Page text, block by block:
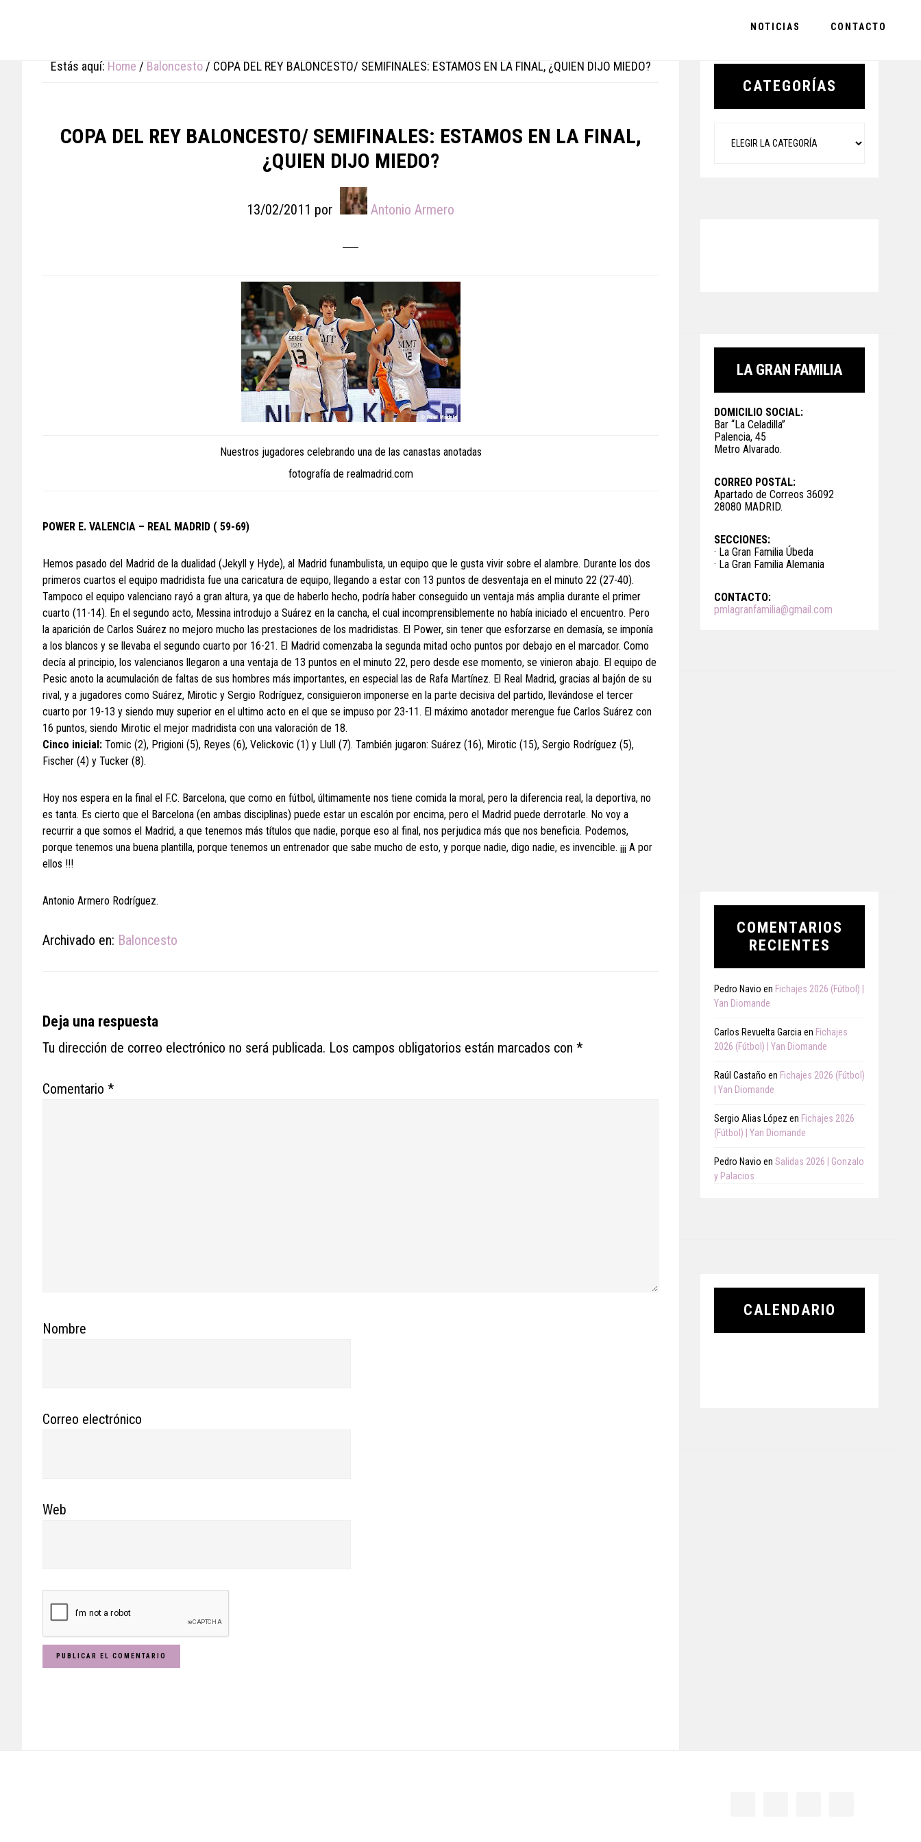
NOTICIAS CONTACTO
Estás aquí: Home / Baloncesto / COPA DEL REY BALONCESTO/ SEMIFINALES: ESTAMOS EN LA FINAL, ¿QUIEN DIJO MIEDO?
COPA DEL REY BALONCESTO/ SEMIFINALES: ESTAMOS EN LA FINAL,
¿QUIEN DIJO MIEDO?
13/02/2011 por Antonio Armero
Nuestros jugadores celebrando una de las canastas anotadas
fotografía de realmadrid.com
POWER E. VALENCIA – REAL MADRID ( 59-69)
Hemos pasado del Madrid de la dualidad (Jekyll y Hyde), al Madrid funambulista, un equipo que le gusta vivir sobre el alambre. Durante los dos
primeros cuartos el equipo madridista fue una caricatura de equipo, llegando a estar con 13 puntos de desventaja en el minuto 22 (27-40).
Tampoco el equipo valenciano rayó a gran altura, ya que de haberlo hecho, podría haber conseguido un ventaja más amplia durante el primer
cuarto (11-14). En el segundo acto, Messina introdujo a Suárez en la cancha, el cual incomprensiblemente no había iniciado el encuentro. Pero
la aparición de Carlos Suárez no mejoro mucho las prestaciones de los madridistas. El Power, sin tener que esforzarse en demasía, se imponía
a los blancos y se llevaba el segundo cuarto por 16-21. El Madrid comenzaba la segunda mitad ocho puntos por debajo en el marcador. Como
decía al principio, los valencianos llegaron a una ventaja de 13 puntos en el minuto 22, pero desde ese momento, se vinieron abajo. El equipo de
Pesic anoto la acumulación de faltas de sus hombres más importantes, en especial las de Rafa Martínez. El Real Madrid, gracias al bajón de su
rival, y a jugadores como Suárez, Mirotic y Sergio Rodríguez, consiguieron imponerse en la parte decisiva del partido, llevándose el tercer
cuarto por 19-13 y siendo muy superior en el ultimo acto en el que se impuso por 23-11. El máximo anotador merengue fue Carlos Suárez con
16 puntos, siendo Mirotic el mejor madridista con una valoración de 18.
Cinco inicial: Tomic (2), Prigioni (5), Reyes (6), Velickovic (1) y Llull (7). También jugaron: Suárez (16), Mirotic (15), Sergio Rodríguez (5),
Fischer (4) y Tucker (8).
Hoy nos espera en la final el F.C. Barcelona, que como en fútbol, últimamente nos tiene comida la moral, pero la diferencia real, la deportiva, no
es tanta. Es cierto que el Barcelona (en ambas disciplinas) puede estar un escalón por encima, pero el Madrid puede derrotarle. No voy a
recurrir a que somos el Madrid, a que tenemos más títulos que nadie, porque eso al final, nos perjudica más que nos beneficia. Podemos,
porque tenemos una buena plantilla, porque tenemos un entrenador que sabe mucho de esto, y porque nadie, digo nadie, es invencible. ¡¡¡ A por
ellos !!!
Antonio Armero Rodríguez.
Archivado en: Baloncesto
Reader
Interactions
Deja una respuesta
Tu dirección de correo electrónico no será publicada. Los campos obligatorios están marcados con *
Comentario *
Nombre
Correo electrónico
Web
Primary
CATEGORÍAS
LA GRAN FAMILIA
DOMICILIO SOCIAL:
Bar “La Celadilla”
Palencia, 45
Metro Alvarado.
CORREO POSTAL:
Apartado de Correos 36092
28080 MADRID.
SECCIONES:
· La Gran Familia Úbeda
· La Gran Familia Alemania
CONTACTO:
pmlagranfamilia@gmail.com
COMENTARIOS
RECIENTES
Pedro Navio en Fichajes 2026 (Fútbol) |
Yan Diomande
Carlos Revuelta Garcia en Fichajes
2026 (Fútbol) | Yan Diomande
Raúl Castaño en Fichajes 2026 (Fútbol)
| Yan Diomande
Sergio Alias López en Fichajes 2026
(Fútbol) | Yan Diomande
Pedro Navio en Salidas 2026 | Gonzalo
y Palacios
CALENDARIO